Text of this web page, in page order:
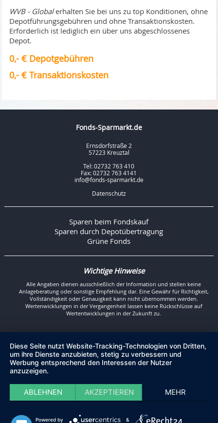
WVB - Globalerhalten Sie bei uns zu top Konditionen, ohne
Depotführungsgebühren und ohne Transaktionskosten.
Erforderlich ist lediglich ein über uns abgeschlossenes
Depot.
0,- € Depotgebühren
0,- € Transaktionskosten
Fonds-Sparmarkt.de
Ernsdorfstraße 2
57223 Kreuztal
Tel: 02732 763 410
Fax: 02732 763 4141
info@fonds-sparmarkt.de
Datenschutz
Sparen beim Fondskauf
Sparen durch Depotübertragung
Grüne Fonds
Wichtige Hinweise
Alle Angaben dienen ausschließlich der Information und stellen keine
Anlageberatung oder sonstige Empfehlung dar. Eine Gewähr für Richtigkeit,
Vollständigkeit oder Genauigkeit kann nicht übernommen werden.
Wertenwicklungen in der Vergangenheit lassen keine Rückschlüsse auf
Wertentwicklungen in der Zukunft zu.
Diese Seite nutzt Website-Tracking-Technologien von Dritten,
um ihre Dienste anzubieten, stetig zu verbessern und
Werbung entsprechend den Interessen der Nutzer
anzuzeigen.
ABLEHNEN AKZEPTIEREN MEHR
Powered by &